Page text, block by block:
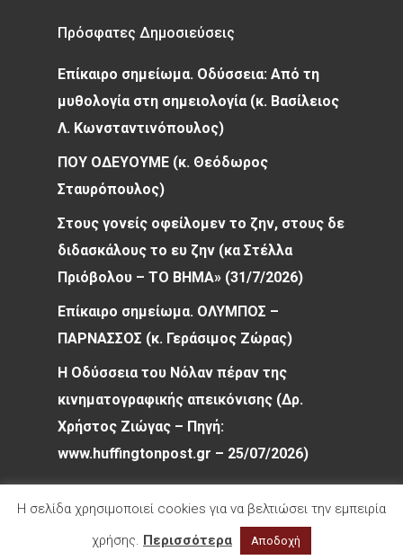
Πρόσφατες Δημοσιεύσεις
Επίκαιρο σημείωμα. Οδύσσεια: Από τη
μυθολογία στη σημειολογία (κ. Βασίλειος
Λ. Κωνσταντινόπουλος)
ΠΟΥ ΟΔΕΥΟΥΜΕ (κ. Θεόδωρος
Σταυρόπουλος)
Στους γονείς οφείλομεν το ζην, στους δε
διδασκάλους το ευ ζην (κα Στέλλα
Πριόβολου – ΤΟ ΒΗΜΑ» (31/7/2026)
Επίκαιρο σημείωμα. ΟΛΥΜΠΟΣ –
ΠΑΡΝΑΣΣΟΣ (κ. Γεράσιμος Ζώρας)
Η Οδύσσεια του Νόλαν πέραν της
κινηματογραφικής απεικόνισης (Δρ.
Χρήστος Ζιώγας – Πηγή:
www.huffingtonpost.gr – 25/07/2026)
© 2026 Φιλολογικός Σύλλογος Παρνασσός. All
Η σελίδα χρησιμοποιεί cookies για να βελτιώσει την εμπειρία
χρήσης. Περισσότερα Αποδοχή